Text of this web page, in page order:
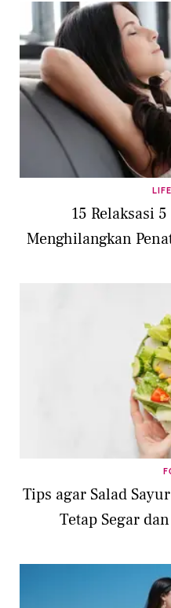
15 Relaksasi
Menghilangkan
Tips agar Salad
Tetap Segar